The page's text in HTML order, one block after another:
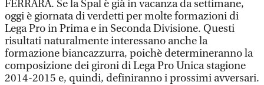
FERRARA. Se la Spal è già in vacanza da settimane,
oggi è giornata di verdetti per molte formazioni di
Lega Pro in Prima e in Seconda Divisione. Questi
risultati naturalmente interessano anche la
formazione biancazzurra, poichè determineranno la
composizione dei gironi di Lega Pro Unica stagione
2014-2015 e, quindi, definiranno i prossimi avversari.